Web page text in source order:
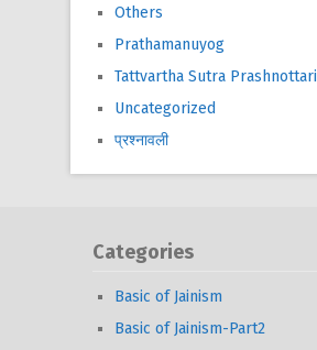
Others
Prathamanuyog
Tattvartha Sutra Prashnottari
Uncategorized
प्रश्नावली
Categories
Basic of Jainism
Basic of Jainism-Part2